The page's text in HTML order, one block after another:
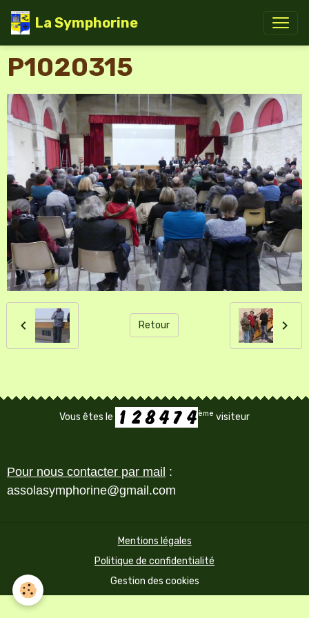
La Symphorine
P1020315
Retour
Vous êtes le ème visiteur
Pour nous contacter par mail :
assolasymphorine@gmail.com
Mentions légales
Politique de confidentialité
Gestion des cookies